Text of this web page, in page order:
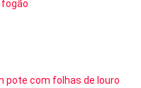
pote com folhas de louro